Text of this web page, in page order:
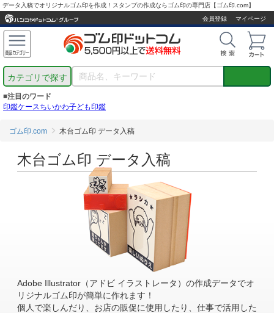
データ入稿でオリジナルゴム印を作成！スタンプの作成ならゴム印の専門店【ゴム印.com】
会員登録
マイページ
カテゴリで探す
■注目のワード
印鑑ケースちいかわ子ども印鑑
ゴム印.com 木台ゴム印 データ入稿
木台ゴム印 データ入稿
Adobe Illustrator（アドビ イラストレータ）の作成データでオ
リジナルゴム印が簡単に作れます！
個人で楽しんだり、お店の販促に使用したり、仕事で活用した